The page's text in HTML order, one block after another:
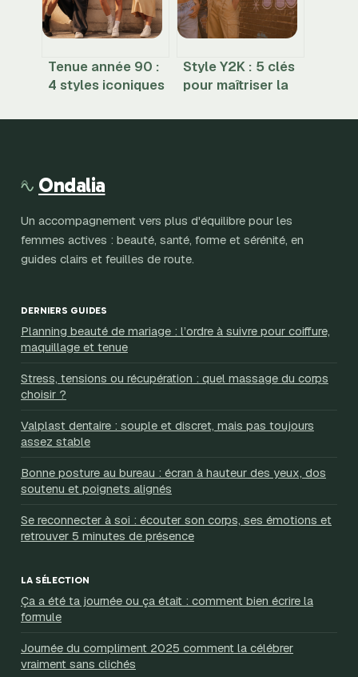
Tenue année 90 :
4 styles iconiques
look rétro
Style Y2K : 5 clés
pour maîtriser la
2000 sans
Ondalia
Un accompagnement vers plus d'équilibre pour les
femmes actives : beauté, santé, forme et sérénité, en
guides clairs et feuilles de route.
DERNIERS GUIDES
Planning beauté de mariage : l’ordre à suivre pour coiffure,
maquillage et tenue
Stress, tensions ou récupération : quel massage du corps
choisir ?
Valplast dentaire : souple et discret, mais pas toujours
assez stable
Bonne posture au bureau : écran à hauteur des yeux, dos
soutenu et poignets alignés
Se reconnecter à soi : écouter son corps, ses émotions et
retrouver 5 minutes de présence
LA SÉLECTION
Ça a été ta journée ou ça était : comment bien écrire la
formule
Journée du compliment 2025 comment la célébrer
vraiment sans clichés